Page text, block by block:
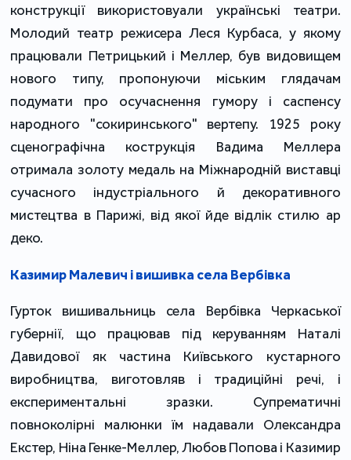
конструкції використовуали українські театри.
Молодий театр режисера Леся Курбаса, у якому
працювали Петрицький і Меллер, був видовищем
нового типу, пропонуючи міським глядачам
подумати про осучаснення гумору і саспенсу
народного "сокиринського" вертепу. 1925 року
сценографічна кострукція Вадима Меллера
отримала золоту медаль на Міжнародній виставці
сучасного індустріального й декоративного
мистецтва в Парижі, від якої йде відлік стилю ар
деко.
Казимир Малевич і вишивка села Вербівка
Гурток вишивальниць села Вербівка Черкаської
губернії, що працював під керуванням Наталі
Давидової як частина Київського кустарного
виробництва, виготовляв і традиційні речі, і
експериментальні зразки. Супрематичні
повноколірні малюнки їм надавали Олександра
Екстер, Ніна Генке-Меллер, Любов Попова і Казимир